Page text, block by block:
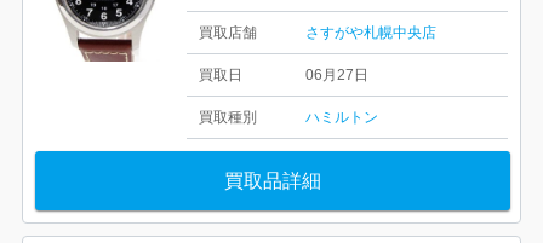
買取店舗 さすがや札幌中央店
買取日 06月27日
買取種別 ハミルトン
買取品詳細